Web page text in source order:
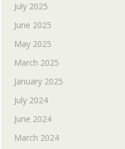
July 2025
June 2025
May 2025
March 2025
January 2025
July 2024
June 2024
March 2024